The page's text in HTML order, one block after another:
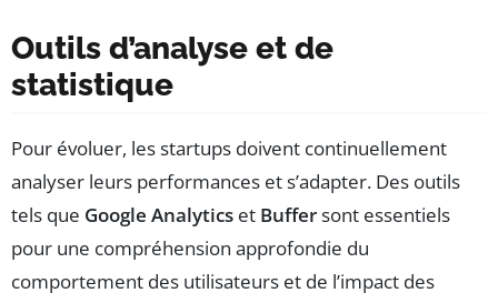
Outils d’analyse et de
statistique
Pour évoluer, les startups doivent continuellement
analyser leurs performances et s’adapter. Des outils
tels que Google Analytics et Buffersont essentiels
pour une compréhension approfondie du
comportement des utilisateurs et de l’impact des